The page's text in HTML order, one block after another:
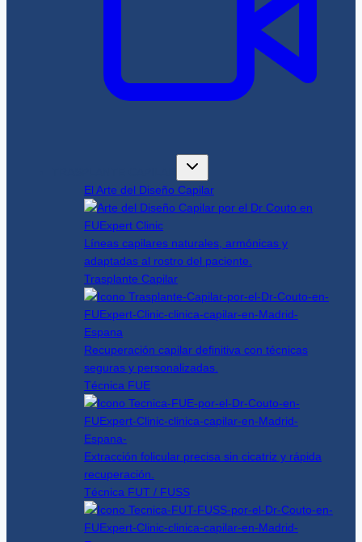
El Arte del Diseño Capilar
Líneas capilares naturales, armónicas y
adaptadas al rostro del paciente.
Trasplante Capilar
Recuperación capilar definitiva con técnicas
seguras y personalizadas.
Técnica FUE
Extracción folicular precisa sin cicatriz y rápida
recuperación.
Técnica FUT / FUSS